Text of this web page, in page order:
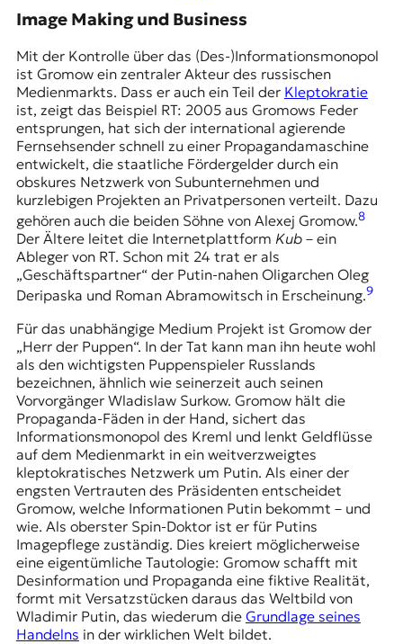
Image Making und Business
Mit der Kontrolle über das (Des-)Informationsmonopol
ist Gromow ein zentraler Akteur des russischen
Medienmarkts. Dass er auch ein Teil der Kleptokratie
ist, zeigt das Beispiel RT: 2005 aus Gromows Feder
entsprungen, hat sich der international agierende
Fernsehsender schnell zu einer Propagandamaschine
entwickelt, die staatliche Fördergelder durch ein
obskures Netzwerk von Subunternehmen und
kurzlebigen Projekten an Privatpersonen verteilt. Dazu
gehören auch die beiden Söhne von Alexej Gromow.8
Der Ältere leitet die Internetplattform Kub – ein
Ableger von RT. Schon mit 24 trat er als
„Geschäftspartner“ der Putin-nahen Oligarchen Oleg
Deripaska und Roman Abramowitsch in Erscheinung.9
Für das unabhängige Medium Projekt ist Gromow der
„Herr der Puppen“. In der Tat kann man ihn heute wohl
als den wichtigsten Puppenspieler Russlands
bezeichnen, ähnlich wie seinerzeit auch seinen
Vorvorgänger Wladislaw Surkow. Gromow hält die
Propaganda-Fäden in der Hand, sichert das
Informationsmonopol des Kreml und lenkt Geldflüsse
auf dem Medienmarkt in ein weitverzweigtes
kleptokratisches Netzwerk um Putin. Als einer der
engsten Vertrauten des Präsidenten entscheidet
Gromow, welche Informationen Putin bekommt – und
wie. Als oberster Spin-Doktor ist er für Putins
Imagepflege zuständig. Dies kreiert möglicherweise
eine eigentümliche Tautologie: Gromow schafft mit
Desinformation und Propaganda eine fiktive Realität,
formt mit Versatzstücken daraus das Weltbild von
Wladimir Putin, das wiederum die Grundlage seines
Handelns in der wirklichen Welt bildet.